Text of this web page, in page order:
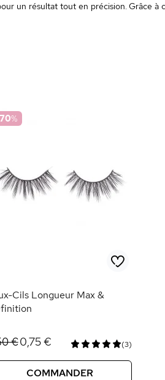
un résultat tout en précision. Grâce à
%
Cils Longueur Max &
€0,75 € (3)
COMMANDER